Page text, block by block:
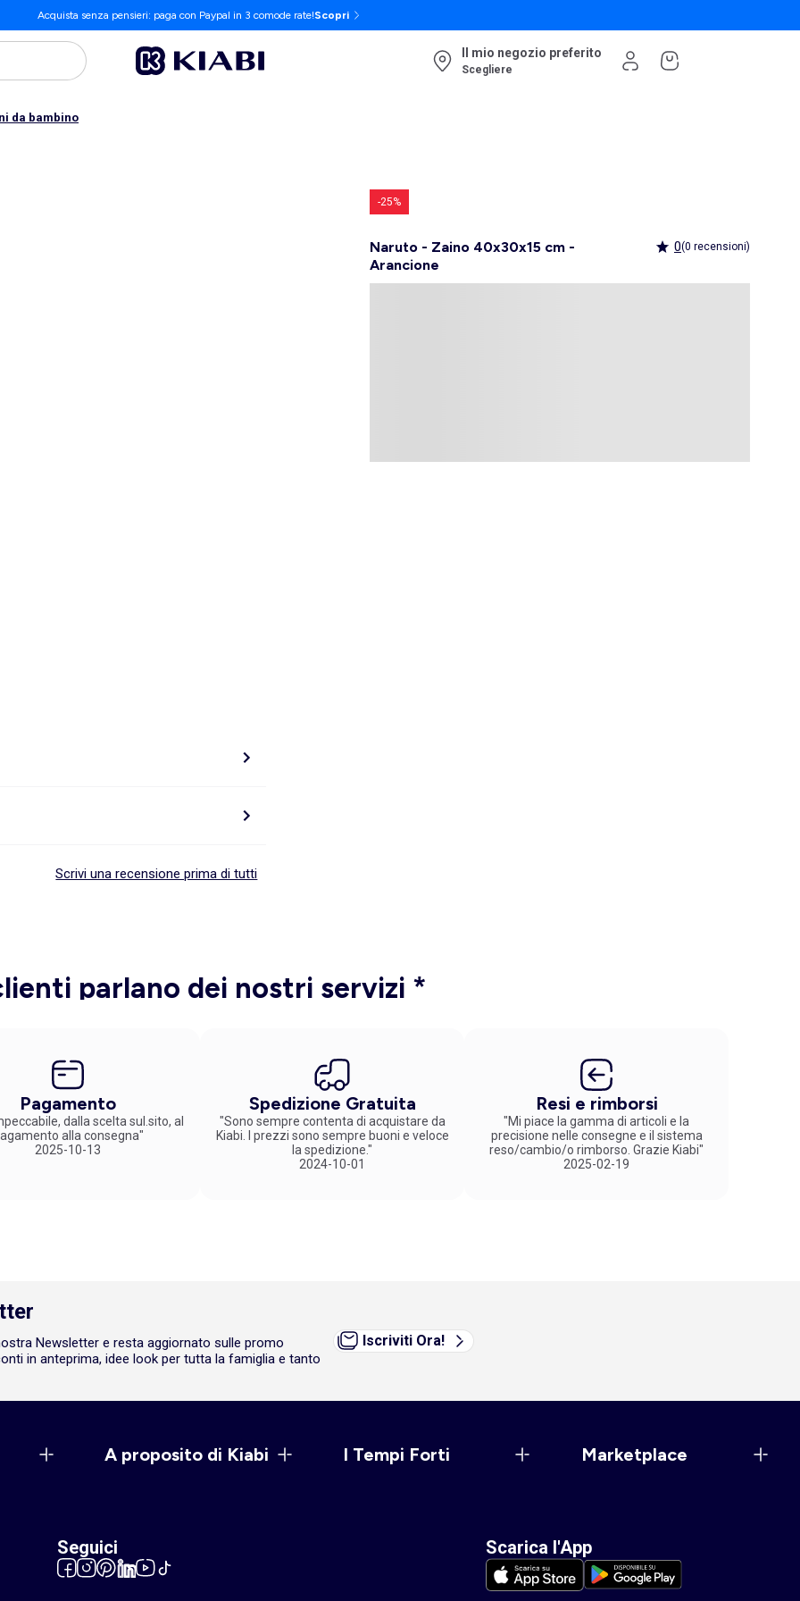
Acquista senza pensieri: paga con Paypal in 3 comode rate!Scopri
Il mio negozio preferito
Scegliere
da bambino
-25%
Naruto - Zaino 40x30x15 cm -
Arancione
0(0 recensioni)
Scrivi una recensione prima di tutti
parlano dei nostri servizi *
Pagamento
dalla scelta sul.sito, al
alla consegna"
2025-10-13
Spedizione Gratuita
"Sono sempre contenta di acquistare da
Kiabi. I prezzi sono sempre buoni e veloce
la spedizione."
2024-10-01
Resi e rimborsi
"Mi piace la gamma di articoli e la
precisione nelle consegne e il sistema
reso/cambio/o rimborso. Grazie Kiabi"
2025-02-19
Newsletter e resta aggiornato sulle promo
in anteprima, idee look per tutta la famiglia e tanto
Iscriviti Ora!
A proposito di Kiabi I Tempi Forti Marketplace
Seguici Scarica l'App